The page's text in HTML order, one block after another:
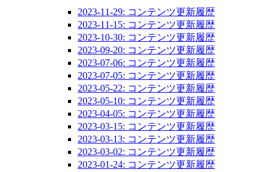
2023-11-29: コンテンツ更新履歴
2023-11-15: コンテンツ更新履歴
2023-10-30: コンテンツ更新履歴
2023-09-20: コンテンツ更新履歴
2023-07-06: コンテンツ更新履歴
2023-07-05: コンテンツ更新履歴
2023-05-22: コンテンツ更新履歴
2023-05-10: コンテンツ更新履歴
2023-04-05: コンテンツ更新履歴
2023-03-15: コンテンツ更新履歴
2023-03-13: コンテンツ更新履歴
2023-03-02: コンテンツ更新履歴
2023-01-24: コンテンツ更新履歴